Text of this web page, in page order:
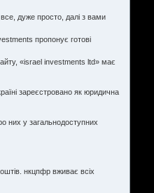
дуже просто, далі з вами
пропонує готові
«israel investments ltd» має
зареєстровано як юридична
них у загальнодоступних
нкцпфр вживає всіх